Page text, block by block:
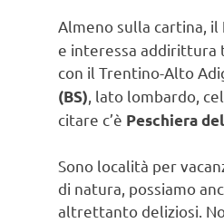
Almeno sulla cartina, il
e interessa addirittura
con il Trentino-Alto
(BS) , lato lombardo,
citare c’è Peschiera
Sono località per
di natura, possiamo
altrettanto deliziosi.